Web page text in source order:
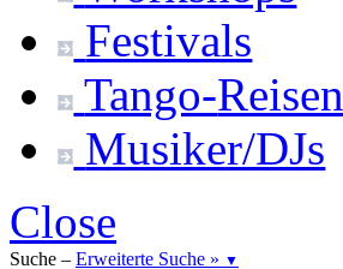
Festivals
Tango-Reisen
Musiker/DJs
Close
Suche – Erweiterte Suche » ▼